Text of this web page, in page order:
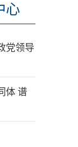
心
党领导
体 谱